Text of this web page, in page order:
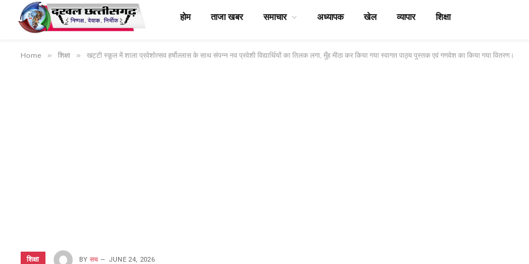
होम ताजा खबर समाचार अध्यापक खेल व्यापार शिक्षा
Home » शिक्षा » खट्टी स्कूल में शाला प्रवेशोत्सव हर्षोल्लास के साथ संपन्न नव प्रवेशी विद्यार्थियों का तिलक लगा, मुँह मीठा कर किया गया स्वागत पाठ्य पुस्तक एवं गणवेश का किया गया वितरण।
शिक्षा BY सच JUNE 24, 2026